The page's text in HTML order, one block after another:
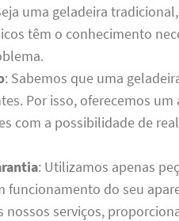
uma geladeira
têm o conhecimento
: Sabemos que uma
Por isso, oferecemos
com a possibilidade de
: Utilizamos apenas
funcionamento do seu
nossos serviços,